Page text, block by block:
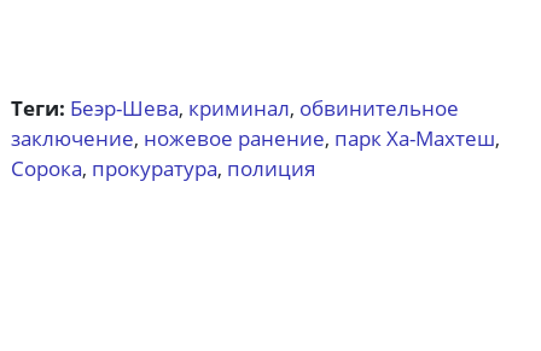
Теги: Беэр-Шева, криминал, обвинительное
заключение, ножевое ранение, парк Ха-Махтеш,
Сорока, прокуратура, полиция